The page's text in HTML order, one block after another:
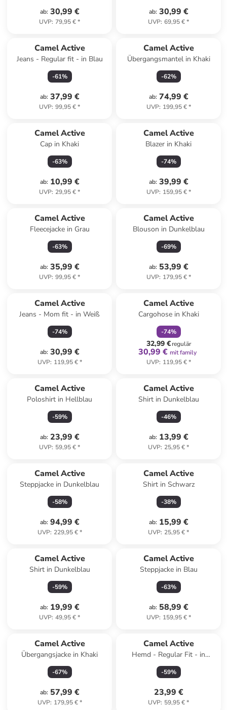
ab: 30,99 €
UVP: 79,95 €*
ab: 30,99 €
UVP: 69,95 €*
Camel Active
Jeans - Regular fit - in Blau
-61%
ab: 37,99 €
UVP: 99,95 €*
Camel Active
Übergangsmantel in Khaki
-62%
ab: 74,99 €
UVP: 199,95 €*
Camel Active
Cap in Khaki
-63%
ab: 10,99 €
UVP: 29,95 €*
Camel Active
Blazer in Khaki
-74%
ab: 39,99 €
UVP: 159,95 €*
Camel Active
Fleecejacke in Grau
-63%
ab: 35,99 €
UVP: 99,95 €*
Camel Active
Blouson in Dunkelblau
-69%
ab: 53,99 €
UVP: 179,95 €*
Camel Active
Jeans - Mom fit - in Weiß
-74%
ab: 30,99 €
UVP: 119,95 €*
Camel Active
Cargohose in Khaki
-74%
32,99 €regulär
30,99 € mit family
UVP: 119,95 €*
Camel Active
Poloshirt in Hellblau
-59%
ab: 23,99 €
UVP: 59,95 €*
Camel Active
Shirt in Dunkelblau
-46%
ab: 13,99 €
UVP: 25,95 €*
Camel Active
Steppjacke in Dunkelblau
-58%
ab: 94,99 €
UVP: 229,95 €*
Camel Active
Shirt in Schwarz
-38%
ab: 15,99 €
UVP: 25,95 €*
Camel Active
Shirt in Dunkelblau
-59%
ab: 19,99 €
UVP: 49,95 €*
Camel Active
Steppjacke in Blau
-63%
ab: 58,99 €
UVP: 159,95 €*
Camel Active
Übergangsjacke in Khaki
-67%
ab: 57,99 €
UVP: 179,95 €*
Camel Active
Hemd - Regular Fit - in
Dunkelblau/ Hellblau
-59%
23,99 €
UVP: 59,95 €*